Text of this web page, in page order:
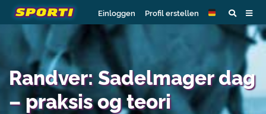
Einloggen Profil erstellen
Randver: Sadelmager dag
– praksis og teori